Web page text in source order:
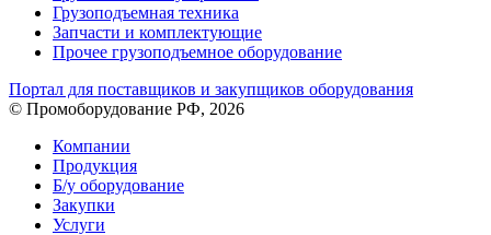
Грузоподъемная техника
Запчасти и комплектующие
Прочее грузоподъемное оборудование
Портал для поставщиков и закупщиков оборудования
© Промоборудование РФ, 2026
Компании
Продукция
Б/у оборудование
Закупки
Услуги